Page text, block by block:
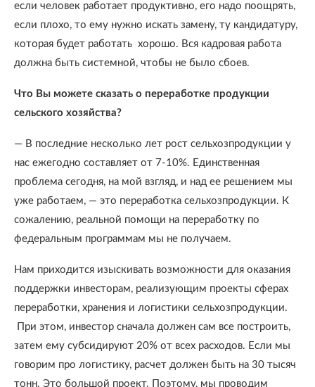
если человек работает продуктивно, его надо поощрять,
если плохо, то ему нужно искать замену, ту кандидатуру,
которая будет работать хорошо. Вся кадровая работа
должна быть системной, чтобы не было сбоев.
Что Вы можете сказать о переработке продукции
сельского хозяйства?
— В последние несколько лет рост сельхозпродукции у
нас ежегодно составляет от 7-10%. Единственная
проблема сегодня, на мой взгляд, и над ее решением мы
уже работаем, — это переработка сельхозпродукции. К
сожалению, реальной помощи на переработку по
федеральным программам мы не получаем.
Нам приходится изыскивать возможности для оказания
поддержки инвесторам, реализующим проекты сферах
переработки, хранения и логистики сельхозпродукции.
При этом, инвестор сначала должен сам все построить,
затем ему субсидируют 20% от всех расходов. Если мы
говорим про логистику, расчет должен быть на 30 тысяч
тонн. Это большой проект. Поэтому, мы проводим